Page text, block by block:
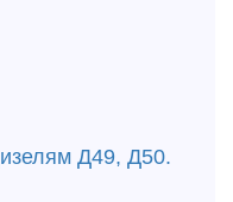
Д49, Д50.